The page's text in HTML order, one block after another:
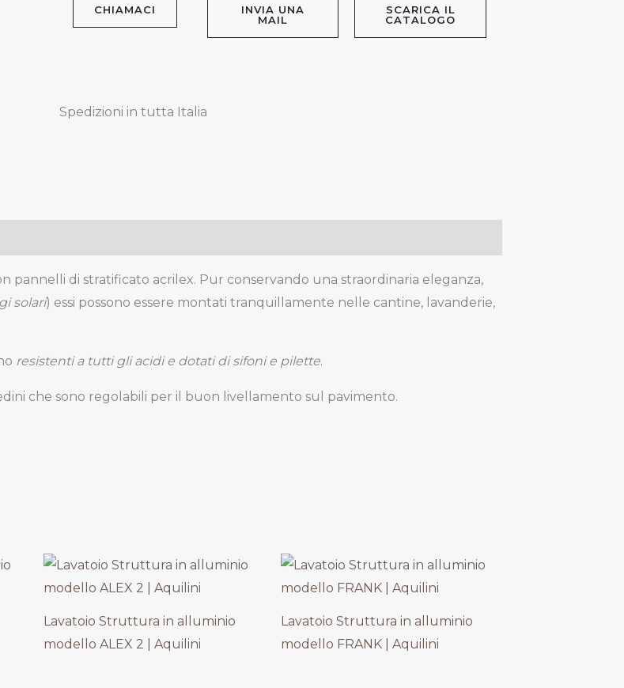
CHIAMACI
INVIA UNA
MAIL
SCARICA IL
CATALOGO
Spedizioni in tutta Italia
pannelli di stratificato acrilex. Pur conservando una straordinaria eleganza,
solari) essi possono essere montati tranquillamente nelle cantine, lavanderie,
resistenti a tutti gli acidi e dotati di sifoni e pilette.
che sono regolabili per il buon livellamento sul pavimento.
Lavatoio Struttura in alluminio
modello ALEX 2 | Aquilini
Lavatoio Struttura in alluminio
modello FRANK | Aquilini